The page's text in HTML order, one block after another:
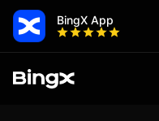
BingX App